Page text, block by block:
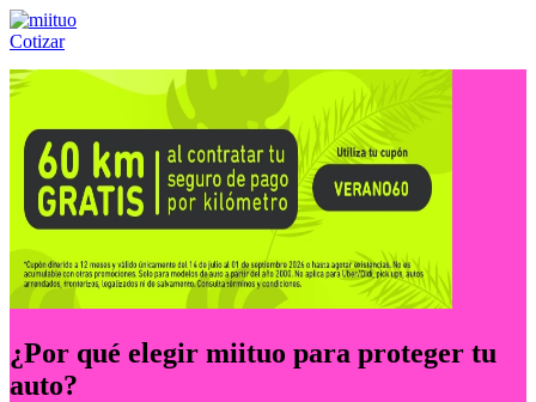
Cotizar
Llámanos al:(55) 84-21-05-00 ó
¿Por qué elegir miituo para proteger tu
auto?